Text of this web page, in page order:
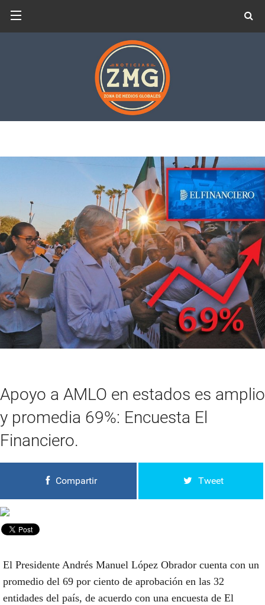
Apoyo a AMLO en estados es amplio
y promedia 69%: Encuesta El
Financiero.
Compartir Tweet
El Presidente Andrés Manuel López Obrador cuenta con un
promedio del 69 por ciento de aprobación en las 32
entidades del país, de acuerdo con una encuesta de El